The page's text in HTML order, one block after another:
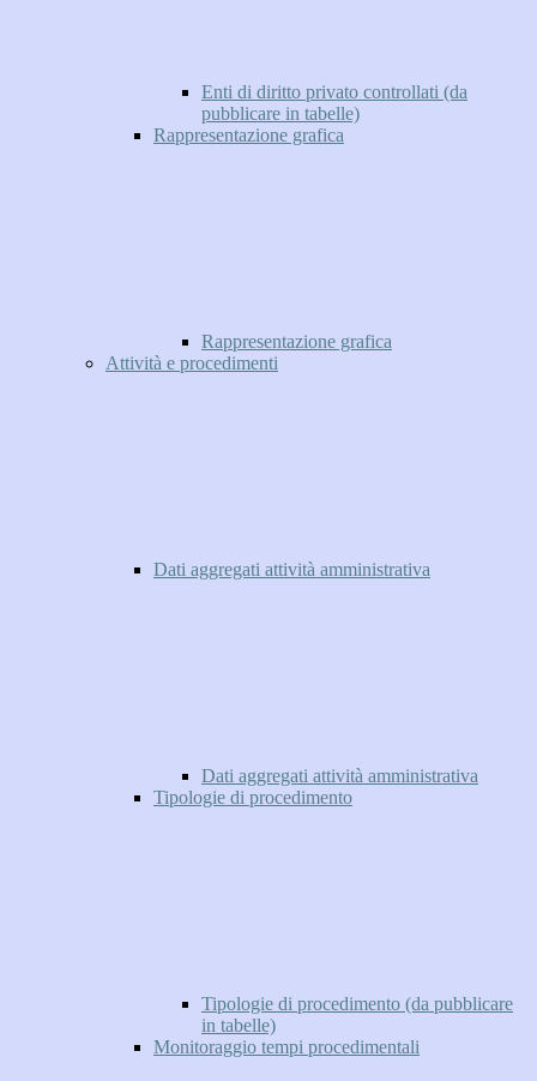
Enti di diritto privato controllati (da
pubblicare in tabelle)
Rappresentazione grafica
Rappresentazione grafica
Attività e procedimenti
Dati aggregati attività amministrativa
Dati aggregati attività amministrativa
Tipologie di procedimento
Tipologie di procedimento (da pubblicare
in tabelle)
Monitoraggio tempi procedimentali